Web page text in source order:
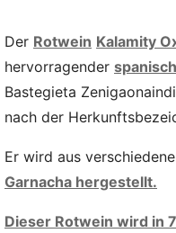
Der Rotwein Kalamity
hervorragender
Bastegieta
nach der
Er wird aus
Garnacha hergestellt.
Dieser Rotwein wird in